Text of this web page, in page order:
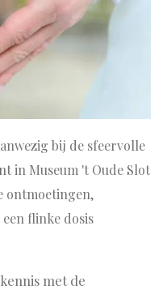
bij de sfeervolle
in Museum 't Oude Slot
ontmoetingen,
flinke dosis
met de